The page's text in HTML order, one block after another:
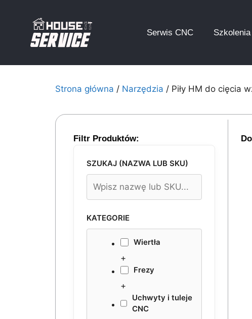
Serwis CNC Szkolenia
Strona główna / Narzędzia / Piły HM do cięcia
Filtr Produktów:
SZUKAJ (NAZWA LUB SKU)
KATEGORIE
Wiertła
+
Frezy
+
Uchwyty i tuleje
CNC